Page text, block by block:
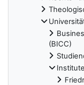
(BICC)
Institute